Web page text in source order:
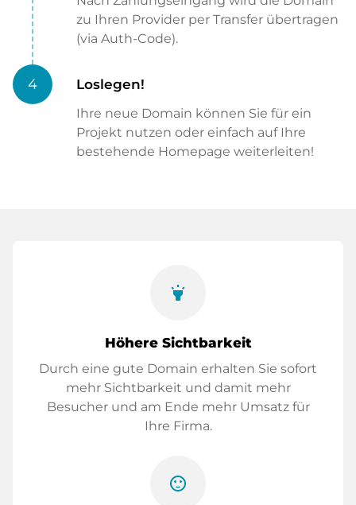
zu Ihren Provider per Transfer übertragen
(via Auth-Code).
4 Loslegen!
Ihre neue Domain können Sie für ein
Projekt nutzen oder einfach auf Ihre
bestehende Homepage weiterleiten!
highlight
Höhere Sichtbarkeit
Durch eine gute Domain erhalten Sie sofort
mehr Sichtbarkeit und damit mehr
Besucher und am Ende mehr Umsatz für
Ihre Firma.
sentiment_satisfied